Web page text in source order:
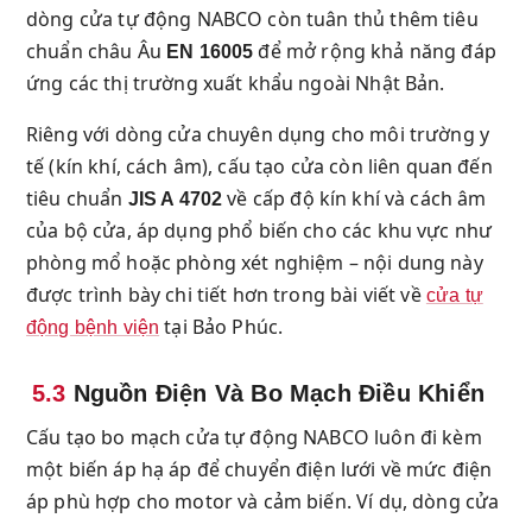
dòng cửa tự động NABCO còn tuân thủ thêm tiêu
chuẩn châu Âu EN 16005 để mở rộng khả năng đáp
ứng các thị trường xuất khẩu ngoài Nhật Bản.
Riêng với dòng cửa chuyên dụng cho môi trường y
tế (kín khí, cách âm), cấu tạo cửa còn liên quan đến
tiêu chuẩn JIS A 4702 về cấp độ kín khí và cách âm
của bộ cửa, áp dụng phổ biến cho các khu vực như
phòng mổ hoặc phòng xét nghiệm – nội dung này
được trình bày chi tiết hơn trong bài viết về cửa tự
động bệnh viện tại Bảo Phúc.
5.3 Nguồn Điện Và Bo Mạch Điều Khiển
Cấu tạo bo mạch cửa tự động NABCO luôn đi kèm
một biến áp hạ áp để chuyển điện lưới về mức điện
áp phù hợp cho motor và cảm biến. Ví dụ, dòng cửa